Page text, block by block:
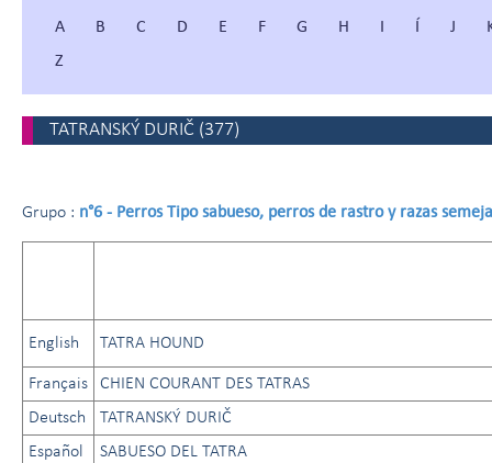
A B C D E F G H I Í J
Z
TATRANSKÝ DURIČ (377)
Grupo : n°6 - Perros Tipo sabueso, perros de rastro y razas
English TATRA HOUND
Français
CHIEN COURANT DES TATRAS
Deutsch
TATRANSKÝ DURIČ
Español
SABUESO DEL TATRA